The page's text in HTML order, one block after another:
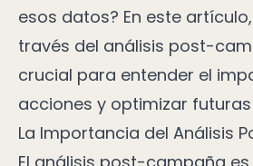
esos datos? En este
través del análisis post-
crucial para entender el
acciones y optimizar
La Importancia del Análisis